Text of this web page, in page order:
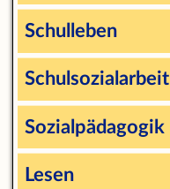
Schulleben
Schulsozialarbeit
Sozialpädagogik
Lesen